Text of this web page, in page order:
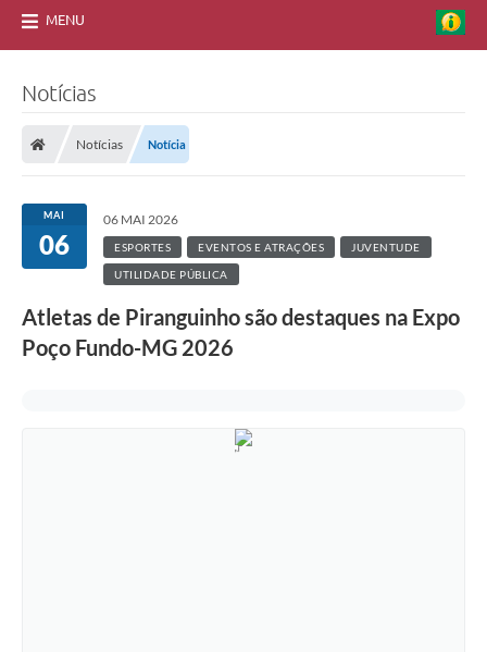
MENU
Notícias
Notícias Notícia
MAI
06
06 MAI 2026
ESPORTES EVENTOS E ATRAÇÕES JUVENTUDE
UTILIDADE PÚBLICA
Atletas de Piranguinho são destaques na Expo
Poço Fundo-MG 2026